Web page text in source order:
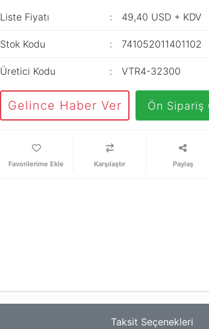
Liste Fiyatı 49,40 USD + KDV
Stok Kodu 741052011401102
Üretici Kodu VTR4-32300
Gelince Haber Ver Ön Sipariş
Karşılaştır Paylaş
Taksit Seçenekleri